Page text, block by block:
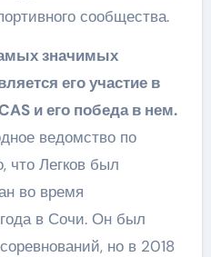
сообщества.
значимых
его участие в
и его победа в нем.
ведомство по
что Легков был
во время
в Сочи. Он был
но в 2018